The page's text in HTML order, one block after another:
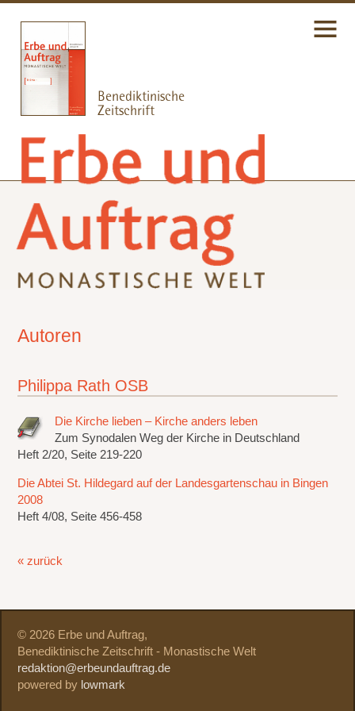
Autoren
Philippa Rath OSB
Die Kirche lieben – Kirche anders leben
Zum Synodalen Weg der Kirche in Deutschland
Heft 2/20, Seite 219-220
Die Abtei St. Hildegard auf der Landesgartenschau in Bingen
2008
Heft 4/08, Seite 456-458
« zurück
© 2026 Erbe und Auftrag,
Benediktinische Zeitschrift - Monastische Welt
redaktion@erbeundauftrag.de
powered by lowmark